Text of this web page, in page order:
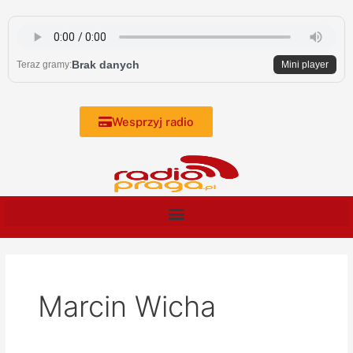
content
Teraz gramy:Brak danych Mini player
Wesprzyj radio
Marcin Wicha